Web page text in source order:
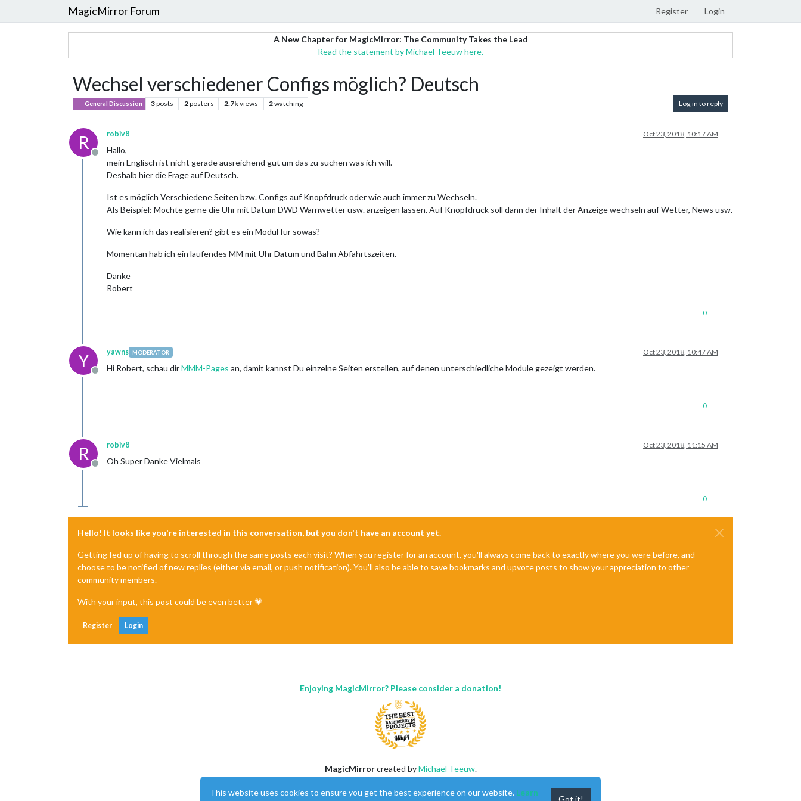
MagicMirror Forum Register Login
A New Chapter for MagicMirror: The Community Takes the Lead
Read the statement by Michael Teeuw here.
Wechsel verschiedener Configs möglich? Deutsch
General Discussion 3posts 2posters 2.7kviews 2watching Log in to reply
R
Offline
robiv8 Oct 23, 2018, 10:17 AM
Hallo,
mein Englisch ist nicht gerade ausreichend gut um das zu suchen was ich will.
Deshalb hier die Frage auf Deutsch.
Ist es möglich Verschiedene Seiten bzw. Configs auf Knopfdruck oder wie auch immer zu Wechseln.
Als Beispiel: Möchte gerne die Uhr mit Datum DWD Warnwetter usw. anzeigen lassen. Auf Knopfdruck soll dann der Inhalt der Anzeige wechseln auf Wetter, News usw.
Wie kann ich das realisieren? gibt es ein Modul für sowas?
Momentan hab ich ein laufendes MM mit Uhr Datum und Bahn Abfahrtszeiten.
Danke
Robert
0
Y
Offline
yawns MODERATOR Oct 23, 2018, 10:47 AM
Hi Robert, schau dirMMM-Pages an, damit kannst Du einzelne Seiten erstellen, auf denen unterschiedliche Module gezeigt werden.
0
R
Offline
robiv8 Oct 23, 2018, 11:15 AM
Oh Super Danke Vielmals
0
Hello! It looks like you're interested in this conversation, but you don't have an account yet.
Getting fed up of having to scroll through the same posts each visit? When you register for an account, you'll always come back to exactly where you were before, and
choose to be notified of new replies (either via email, or push notification). You'll also be able to save bookmarks and upvote posts to show your appreciation to other
community members.
With your input, this post could be even better 💗
Register Login
Enjoying MagicMirror? Please consider a donation!
MagicMirrorcreated byMichael Teeuw.
This forum is usingNodeBBas its core |Contributors
This website uses cookies to ensure you get the best experience on our website. Learn
Got it!